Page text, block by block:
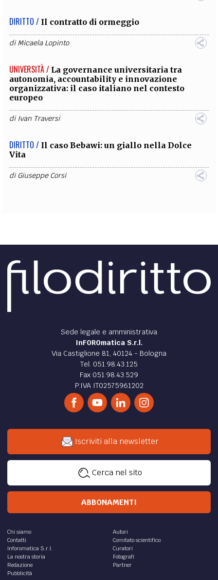
DIRITTO / Il contratto di ormeggio
diMicaela Lopinto
UNIVERSITÀ / La governance universitaria tra
autonomia, accountability e innovazione
organizzativa: il caso italiano nel contesto
europeo
di Ivan Traversi
DIRITTO / Il caso Bebawi: un giallo nella Dolce
Vita
diGiuseppe Corsi
Sede legale e amministrativa
InFOROmatica S.r.l.
Via Castiglione 81, 40124 - Bologna
Tel. 051.98.43.125
Fax 051.98.43.529
P.IVA IT02575961202
Iscriviti alla newsletter
Cerca nel sito
ABBONAMENTI
Chi siamo
Contatti
Inforomatica S.r.l.
La nostra storia
Redazione
Pubblicità
Autori
Comitato scientifico
Curatori
Fotografi
Partner